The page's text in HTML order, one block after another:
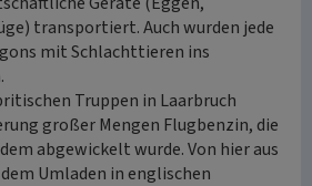
transportiert. Auch wurden jede
mit Schlachttieren ins
Truppen in Laarbruch
großer Mengen Flugbenzin, die
abgewickelt wurde. Von hier aus
Umladen in englischen